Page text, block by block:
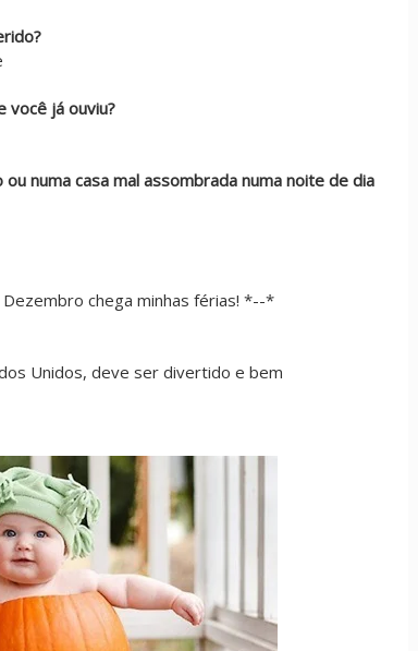
você já ouviu?
numa casa mal assombrada numa noite de dia
chega minhas férias! *--*
Unidos, deve ser divertido e bem